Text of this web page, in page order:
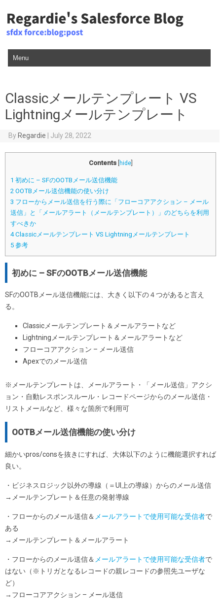
Skip to content
Classicメールテンプレート VS
Lightningメールテンプレート
ByRegardie | July 28, 2022
Contents hide]
1 初めに – SFのOOTBメール送信機能
2 OOTBメール送信機能の使い分け
3 フローからメール送信を行う際に「フローコアアクション – メール
送信」と「メールアラート（メールテンプレート）」のどちらを利用
すべきか
4Classicメールテンプレート VS Lightningメールテンプレート
5 参考
初めに – SFのOOTBメール送信機能
SFのOOTBメール送信機能には、大きく以下の４つがあると言え
る。
Classicメールテンプレート＆メールアラートなど
Lightningメールテンプレート＆メールアラートなど
フローコアアクション – メール送信
Apexでのメール送信
※メールテンプレートは、メールアラート・「メール送信」アクシ
ョン・自動レスポンスルール・レコードページからのメール送信・
リストメールなど、様々な箇所で利用可
OOTBメール送信機能の使い分け
細かいpros/consを抜きにすれば、大体以下のように機能選択すれば
良い。
・ビジネスロジック以外の導線（＝UI上の導線）からのメール送信
→メールテンプレート＆任意の発射導線
・フローからのメール送信＆ メールアラートで使用可能な受信者で
ある
→メールテンプレート＆メールアラート
・フローからのメール送信＆ メールアラートで使用可能な受信者で
はない（※トリガとなるレコードの親レコードの参照先ユーザな
ど）
→フローコアアクション – メール送信